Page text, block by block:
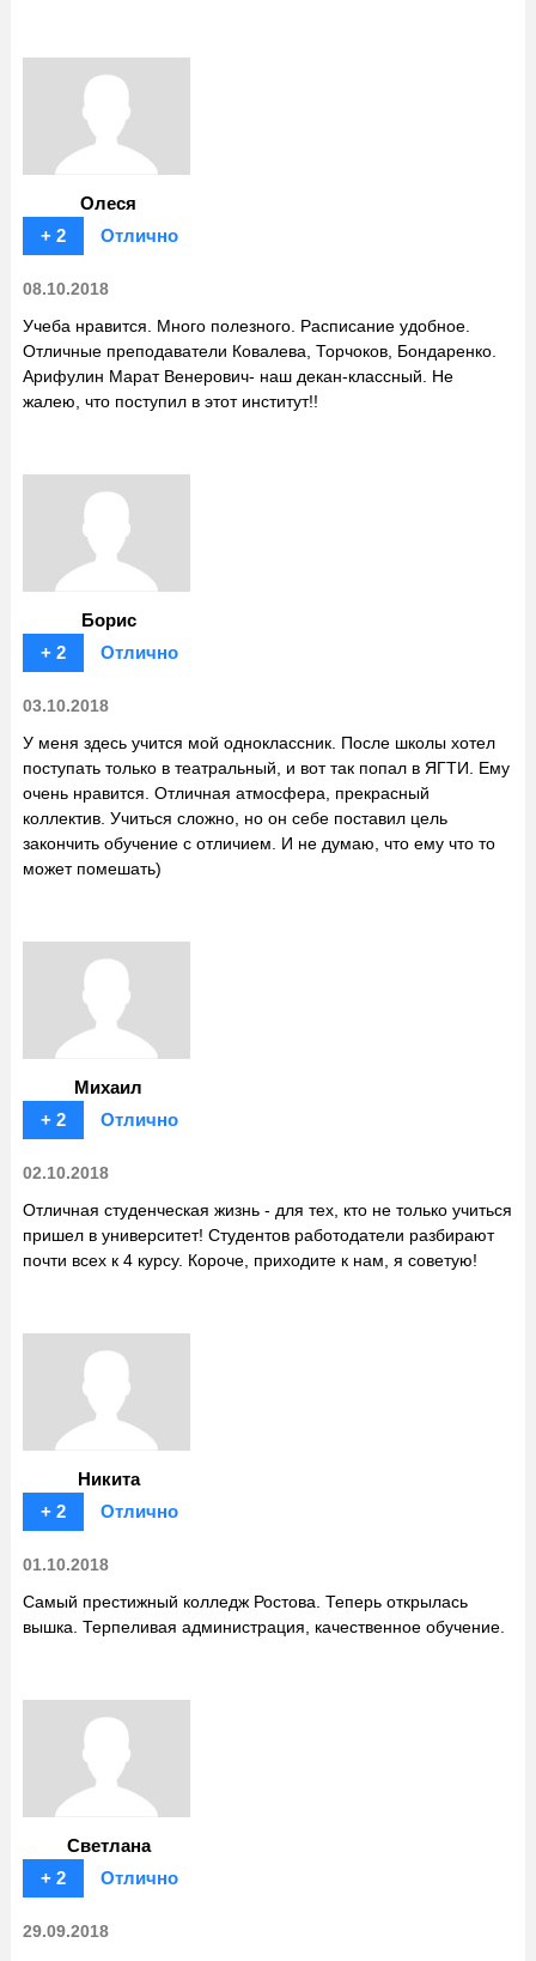
Олеся
+ 2
Отлично
08.10.2018
Учеба нравится. Много полезного. Расписание удобное.
Отличные преподаватели Ковалева, Торчоков, Бондаренко.
Арифулин Марат Венерович- наш декан-классный. Не
жалею, что поступил в этот институт!!
Борис
+ 2
Отлично
03.10.2018
У меня здесь учится мой одноклассник. После школы хотел
поступать только в театральный, и вот так попал в ЯГТИ. Ему
очень нравится. Отличная атмосфера, прекрасный
коллектив. Учиться сложно, но он себе поставил цель
закончить обучение с отличием. И не думаю, что ему что то
может помешать)
Михаил
+ 2
Отлично
02.10.2018
Отличная студенческая жизнь - для тех, кто не только учиться
пришел в университет! Студентов работодатели разбирают
почти всех к 4 курсу. Короче, приходите к нам, я советую!
Никита
+ 2
Отлично
01.10.2018
Самый престижный колледж Ростова. Теперь открылась
вышка. Терпеливая администрация, качественное обучение.
Светлана
+ 2
Отлично
29.09.2018